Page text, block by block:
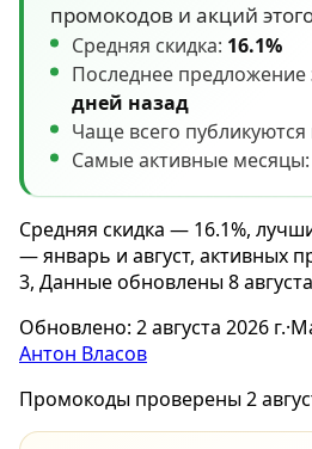
промокодов и акций
Средняя скидка: 16.1%
Последнее
дней назад
Чаще всего публикуются
Самые активные месяцы:
Средняя скидка — 16.1%,
— январь и август, активных
3, Данные обновлены 8 августа
Обновлено: 2 августа 2026 г.·
Антон Власов
Промокоды проверены 2